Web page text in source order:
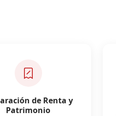
de Renta y
Patrimonio